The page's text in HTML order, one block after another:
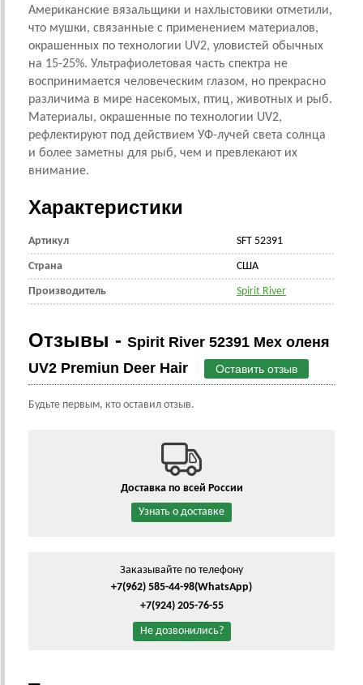
Американские вязальщики и нахлыстовики отметили,
что мушки, связанные с применением материалов,
окрашенных по технологии UV2, уловистей обычных
на 15-25%. Ультрафиолетовая часть спектра не
воспринимается человеческим глазом, но прекрасно
различима в мире насекомых, птиц, животных и рыб.
Материалы, окрашенные по технологии UV2,
рефлектируют под действием УФ-лучей света солнца
и более заметны для рыб, чем и превлекают их
внимание.
Характеристики
Артикул SFT 52391
Страна CША
Производитель Spirit River
Отзывы - Spirit River 52391 Мех оленя
UV2 Premiun Deer Hair
Оставить отзыв
Будьте первым, кто оставил отзыв.
Доставка по всей России
Узнать о доставке
Заказывайте по телефону
+7(962) 585-44-98(WhatsApp)
+7(924) 205-76-55
Не дозвонились?